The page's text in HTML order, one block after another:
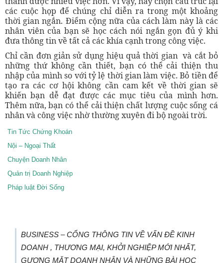
các cuộc họp để chúng chỉ diễn ra trong một khoảng
thời gian ngắn. Điểm cộng nữa của cách làm này là các
nhân viên của bạn sẽ học cách nói ngắn gọn đủ ý khi
đưa thông tin về tất cả các khía cạnh trong công việc.
Chỉ cần đơn giản sử dụng hiệu quả thời gian và cắt bỏ
những thứ không cần thiết, bạn có thể cải thiện thu
nhập của mình so với tỷ lệ thời gian làm việc. Bỏ tiền để
tạo ra các cơ hội không cần cam kết về thời gian sẽ
khiến bạn dễ đạt được các mục tiêu của mình hơn.
Thêm nữa, bạn có thể cải thiện chất lượng cuộc sống cá
nhân và công việc nhờ thường xuyên đi bộ ngoài trời.
Tin Tức Chứng Khoán
Nội – Ngoại Thất
Chuyện Doanh Nhân
Quản trị Doanh Nghiệp
Pháp luật Đời Sống
BUSINESS – CỔNG THÔNG TIN VỀ VẤN ĐỀ KINH
DOANH , THƯƠNG MẠI, KHỞI NGHIỆP MỚI NHẤT,
GƯƠNG MẶT DOANH NHÂN VÀ NHỮNG BÀI HỌC